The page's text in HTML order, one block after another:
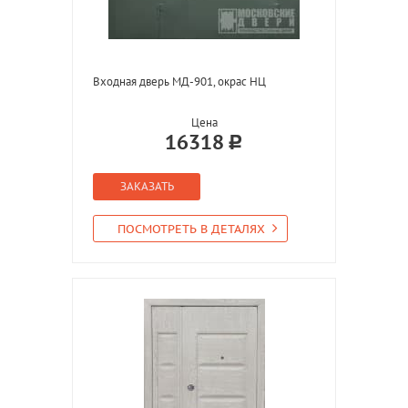
Входная дверь МД-901, окрас НЦ
Цена
16318
ЗАКАЗАТЬ
ПОСМОТРЕТЬ В ДЕТАЛЯХ